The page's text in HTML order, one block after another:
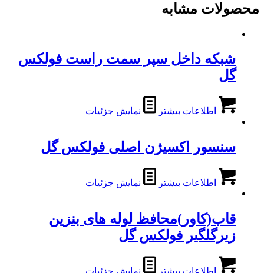
محصولات مشابه
شبکه داخل سپر سمت راست فولکس
گل
اطلاعات بیشتر نمایش جزئیات
سنسور اکسیژن اصلی فولکس گل
اطلاعات بیشتر نمایش جزئیات
قاب(کاور)محافظ لوله های بنزین
زیرگلگیر فولکس گل
اطلاعات بیشتر نمایش جزئیات